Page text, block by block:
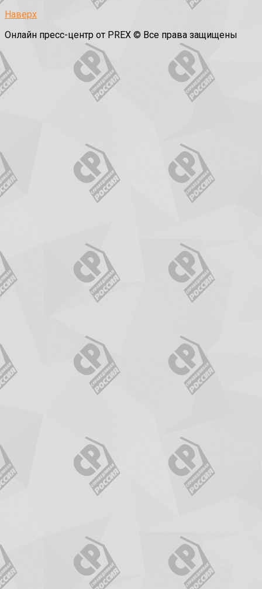
Наверх
Онлайн пресс-центр от PREX © Все права защищены